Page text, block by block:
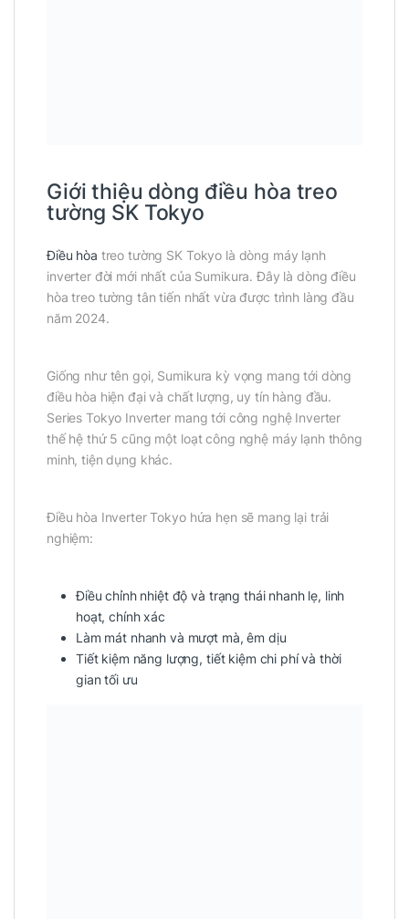
Giới thiệu dòng điều hòa treo
tường SK Tokyo
Điều hòa treo tường SK Tokyo là dòng máy lạnh
inverter đời mới nhất của Sumikura. Đây là dòng điều
hòa treo tường tân tiến nhất vừa được trình làng đầu
năm 2024.
Giống như tên gọi, Sumikura kỳ vọng mang tới dòng
điều hòa hiện đại và chất lượng, uy tín hàng đầu.
Series Tokyo Inverter mang tới công nghệ Inverter
thế hệ thứ 5 cũng một loạt công nghệ máy lạnh thông
minh, tiện dụng khác.
Điều hòa Inverter Tokyo hứa hẹn sẽ mang lại trải
nghiệm:
Điều chỉnh nhiệt độ và trạng thái nhanh lẹ, linh
hoạt, chính xác
Làm mát nhanh và mượt mà, êm dịu
Tiết kiệm năng lượng, tiết kiệm chi phí và thời
gian tối ưu